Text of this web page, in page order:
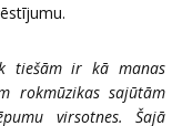
tiešām ir kā manas
rokmūzikas sajūtām
virsotnes. Šajā